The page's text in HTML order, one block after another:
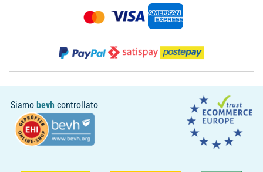
Siamo bevh controllato